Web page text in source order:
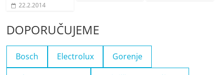
22.2.2014
DOPORUČUJEME
Bosch Electrolux Gorenje